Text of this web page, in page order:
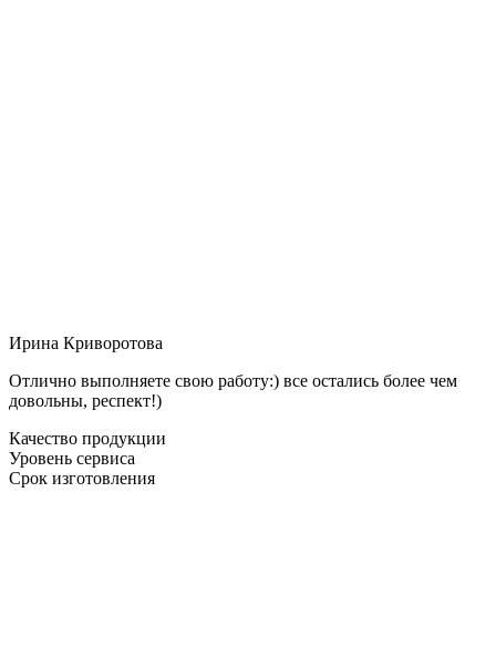
Ирина Криворотова
Отлично выполняете свою работу:) все остались более чем
довольны, респект!)
Качество продукции
Уровень сервиса
Срок изготовления